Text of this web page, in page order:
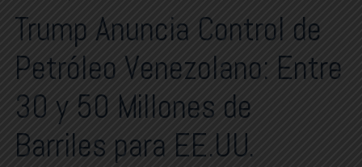
Trump Anuncia Control de
Petróleo Venezolano: Entre
30 y 50 Millones de
Barriles para EE.UU.